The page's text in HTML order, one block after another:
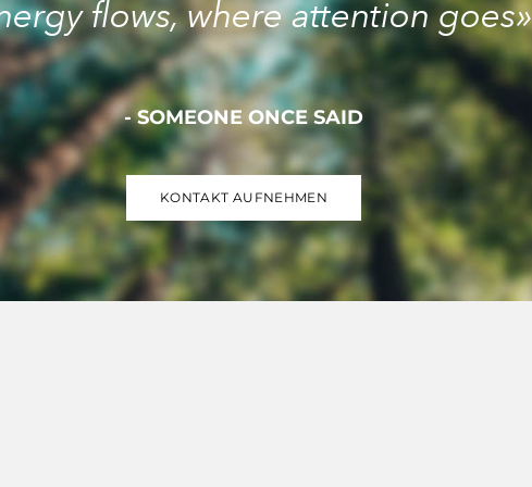
flows, where attention goes»
- SOMEONE ONCE SAID
KONTAKT AUFNEHMEN